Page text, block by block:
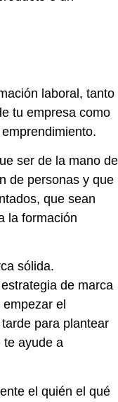
laboral, tanto
tu empresa como
ser de la mano de
de personas y que
que sean
la formación
sólida.
de marca
el
para plantear
te ayude a
el quién el qué